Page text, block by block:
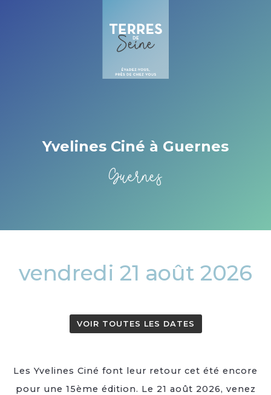
Yvelines Ciné à Guernes
Guernes
vendredi 21 août 2026
VOIR TOUTES LES DATES
Les Yvelines Ciné font leur retour cet été encore
pour une 15ème édition. Le 21 août 2026, venez